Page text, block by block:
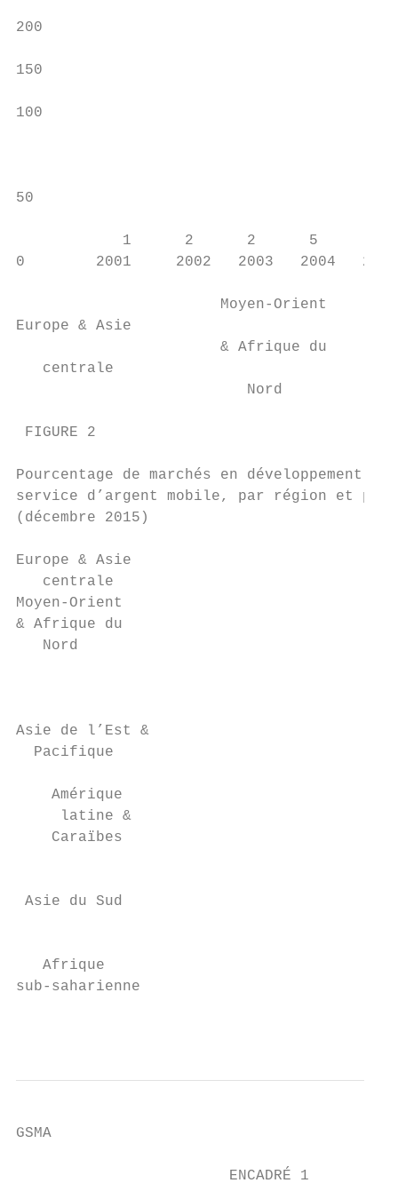
200
150
100
50
1      2      2      5      6
0        2001     2002   2003   2004
Moyen-Orient
Europe & Asie
& Afrique du
centrale
Nord
FIGURE 2
Pourcentage de marchés en développement
service d’argent mobile, par région et par
(décembre 2015)
Europe & Asie
centrale
Moyen-Orient
& Afrique du
   Nord
Asie de l’Est &
Pacifique
    Amérique
     latine &
    Caraïbes
Asie du Sud
   Afrique
sub-saharienne
GSMA
                        ENCADRÉ 1